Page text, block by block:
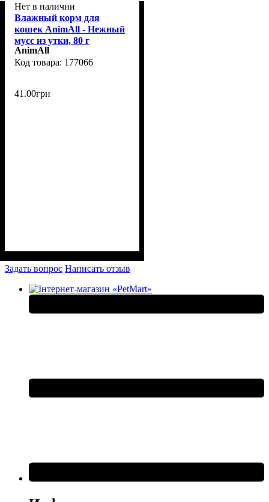
Нет в наличии
Влажный корм для
кошек AnimAll - Нежный
мусс из утки, 80 г
AnimAll
177066
41 .00грн
Задать вопрос Написать отзыв